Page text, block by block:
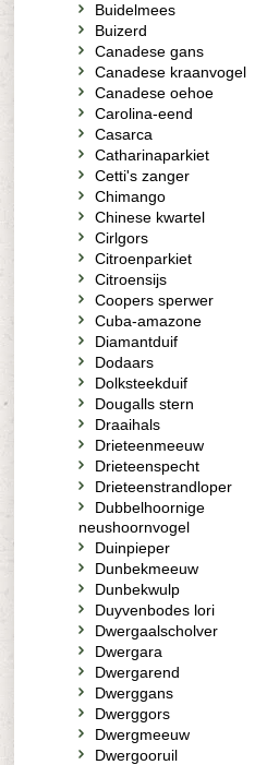
Buidelmees
Buizerd
Canadese gans
Canadese kraanvogel
Canadese oehoe
Carolina-eend
Casarca
Catharinaparkiet
Cetti's zanger
Chimango
Chinese kwartel
Cirlgors
Citroenparkiet
Citroensijs
Coopers sperwer
Cuba-amazone
Diamantduif
Dodaars
Dolksteekduif
Dougalls stern
Draaihals
Drieteenmeeuw
Drieteenspecht
Drieteenstrandloper
Dubbelhoornige
neushoornvogel
Duinpieper
Dunbekmeeuw
Dunbekwulp
Duyvenbodes lori
Dwergaalscholver
Dwergara
Dwergarend
Dwerggans
Dwerggors
Dwergmeeuw
Dwergooruil